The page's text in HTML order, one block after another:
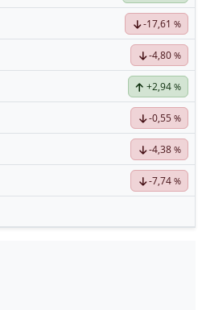
-17,61 %
-4,80 %
+2,94 %
-0,55 %
Hauptdiskussion -4,38 %
-7,74 %